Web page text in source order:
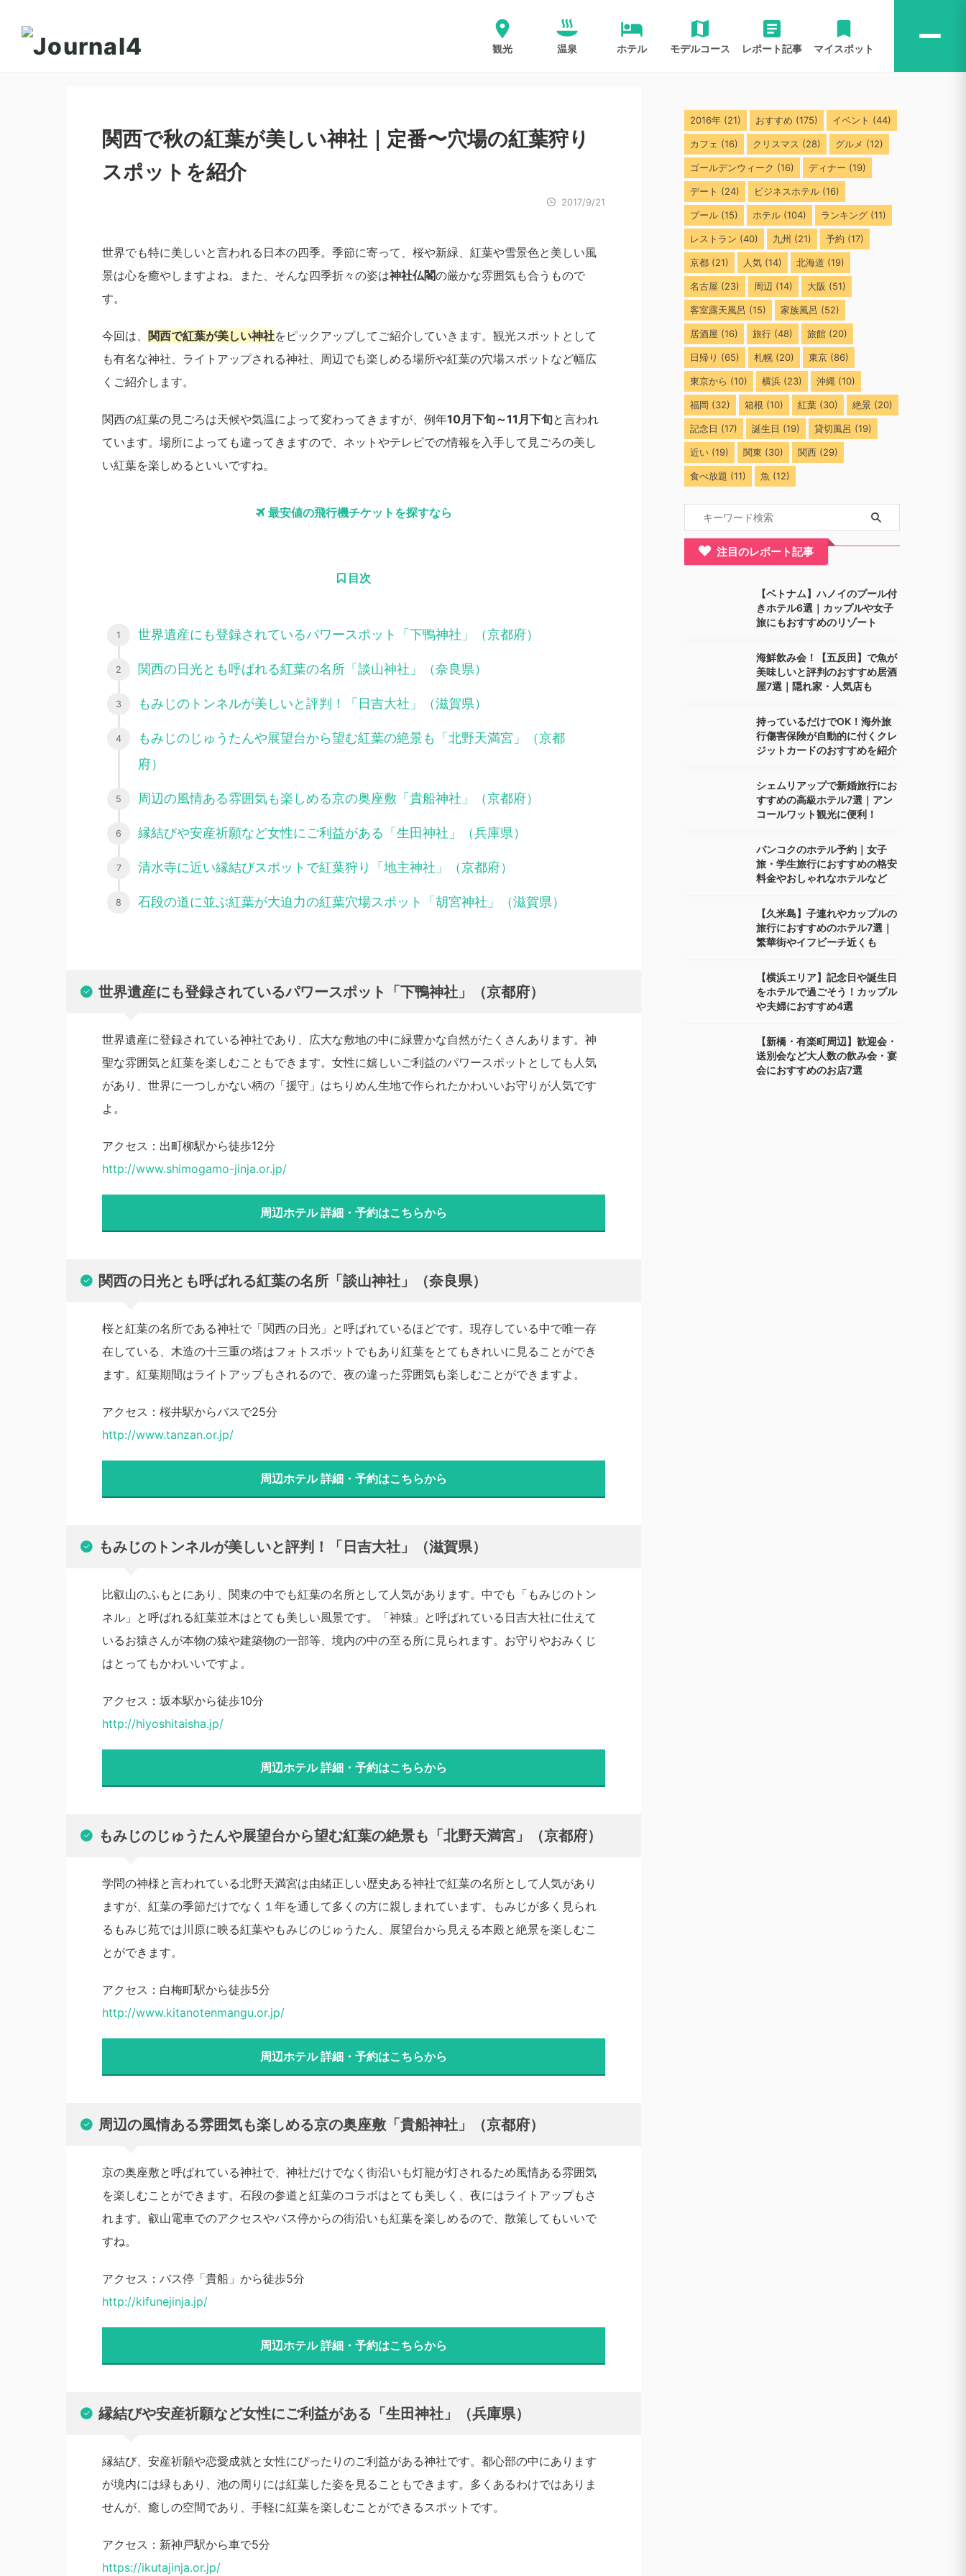
観光 温泉 ホテル モデルコース レポート記事 マイスポット
関西で秋の紅葉が美しい神社｜定番〜穴場の紅葉狩り
スポットを紹介
2017/9/21
世界でも特に美しいと言われる日本の四季。季節に寄って、桜や新緑、紅葉や雪景色と美しい風
景は心を癒やしますよね。また、そんな四季折々の姿は神社仏閣の厳かな雰囲気も合うもので
す。
今回は、 関西で紅葉が美しい神社をピックアップしてご紹介していきます。観光スポットとして
も有名な神社、ライトアップされる神社、周辺でも楽しめる場所や紅葉の穴場スポットなど幅広
くご紹介します。
関西の紅葉の見ごろは天候や気温によって変わってきますが、例年10月下旬～11月下旬と言われ
ています。場所によっても違ってきますので、ネットやテレビでの情報を入手して見ごろの美し
い紅葉を楽しめるといいですね。
最安値の飛行機チケットを探すなら
目次
世界遺産にも登録されているパワースポット「下鴨神社」（京都府）
関西の日光とも呼ばれる紅葉の名所「談山神社」（奈良県）
もみじのトンネルが美しいと評判！「日吉大社」（滋賀県）
もみじのじゅうたんや展望台から望む紅葉の絶景も「北野天満宮」（京都
府）
周辺の風情ある雰囲気も楽しめる京の奥座敷「貴船神社」（京都府）
縁結びや安産祈願など女性にご利益がある「生田神社」（兵庫県）
清水寺に近い縁結びスポットで紅葉狩り「地主神社」（京都府）
石段の道に並ぶ紅葉が大迫力の紅葉穴場スポット「胡宮神社」（滋賀県）
世界遺産にも登録されているパワースポット「下鴨神社」（京都府）
世界遺産に登録されている神社であり、広大な敷地の中に緑豊かな自然がたくさんあります。神
聖な雰囲気と紅葉を楽しむこともできます。女性に嬉しいご利益のパワースポットとしても人気
があり、世界に一つしかない柄の「援守」はちりめん生地で作られたかわいいお守りが人気です
よ。
アクセス：出町柳駅から徒歩12分
http://www.shimogamo-jinja.or.jp/
周辺ホテル 詳細・予約はこちらから
関西の日光とも呼ばれる紅葉の名所「談山神社」（奈良県）
桜と紅葉の名所である神社で「関西の日光」と呼ばれているほどです。現存している中で唯一存
在している、木造の十三重の塔はフォトスポットでもあり紅葉をとてもきれいに見ることができ
ます。紅葉期間はライトアップもされるので、夜の違った雰囲気も楽しむことができますよ。
アクセス：桜井駅からバスで25分
http://www.tanzan.or.jp/
周辺ホテル 詳細・予約はこちらから
もみじのトンネルが美しいと評判！「日吉大社」（滋賀県）
比叡山のふもとにあり、関東の中でも紅葉の名所として人気があります。中でも「もみじのトン
ネル」と呼ばれる紅葉並木はとても美しい風景です。「神猿」と呼ばれている日吉大社に仕えて
いるお猿さんが本物の猿や建築物の一部等、境内の中の至る所に見られます。お守りやおみくじ
はとってもかわいいですよ。
アクセス：坂本駅から徒歩10分
http://hiyoshitaisha.jp/
周辺ホテル 詳細・予約はこちらから
もみじのじゅうたんや展望台から望む紅葉の絶景も「北野天満宮」（京都府）
学問の神様と言われている北野天満宮は由緒正しい歴史ある神社で紅葉の名所として人気があり
ますが、紅葉の季節だけでなく１年を通して多くの方に親しまれています。もみじが多く見られ
るもみじ苑では川原に映る紅葉やもみじのじゅうたん、展望台から見える本殿と絶景を楽しむこ
とができます。
アクセス：白梅町駅から徒歩5分
http://www.kitanotenmangu.or.jp/
周辺ホテル 詳細・予約はこちらから
周辺の風情ある雰囲気も楽しめる京の奥座敷「貴船神社」（京都府）
京の奥座敷と呼ばれている神社で、神社だけでなく街沿いも灯籠が灯されるため風情ある雰囲気
を楽しむことができます。石段の参道と紅葉のコラボはとても美しく、夜にはライトアップもさ
れます。叡山電車でのアクセスやバス停からの街沿いも紅葉を楽しめるので、散策してもいいで
すね。
アクセス：バス停「貴船」から徒歩5分
http://kifunejinja.jp/
周辺ホテル 詳細・予約はこちらから
縁結びや安産祈願など女性にご利益がある「生田神社」（兵庫県）
縁結び、安産祈願や恋愛成就と女性にぴったりのご利益がある神社です。都心部の中にあります
が境内には緑もあり、池の周りには紅葉した姿を見ることもできます。多くあるわけではありま
せんが、癒しの空間であり、手軽に紅葉を楽しむことができるスポットです。
アクセス：新神戸駅から車で5分
https://ikutajinja.or.jp/
2016年 (21) おすすめ (175) イベント (44)
カフェ (16) クリスマス (28) グルメ (12)
ゴールデンウィーク (16) ディナー (19)
デート (24) ビジネスホテル (16)
プール (15) ホテル (104) ランキング (11)
レストラン (40) 九州 (21) 予約 (17)
京都 (21) 人気 (14) 北海道 (19)
名古屋 (23) 周辺 (14) 大阪 (51)
客室露天風呂 (15) 家族風呂 (52)
居酒屋 (16) 旅行 (48) 旅館 (20)
日帰り (65) 札幌 (20) 東京 (86)
東京から (10) 横浜 (23) 沖縄 (10)
福岡 (32) 箱根 (10) 紅葉 (30) 絶景 (20)
記念日 (17) 誕生日 (19) 貸切風呂 (19)
近い (19) 関東 (30) 関西 (29)
食べ放題 (11) 魚 (12)
注目のレポート記事
【ベトナム】ハノイのプール付
きホテル6選｜カップルや女子
旅にもおすすめのリゾート
海鮮飲み会！【五反田】で魚が
美味しいと評判のおすすめ居酒
屋7選｜隠れ家・人気店も
持っているだけでOK！海外旅
行傷害保険が自動的に付くクレ
ジットカードのおすすめを紹介
シェムリアップで新婚旅行にお
すすめの高級ホテル7選｜アン
コールワット観光に便利！
バンコクのホテル予約｜女子
旅・学生旅行におすすめの格安
料金やおしゃれなホテルなど
【久米島】子連れやカップルの
旅行におすすめのホテル7選｜
繁華街やイフビーチ近くも
【横浜エリア】記念日や誕生日
をホテルで過ごそう！カップル
や夫婦におすすめ4選
【新橋・有楽町周辺】歓迎会・
送別会など大人数の飲み会・宴
会におすすめのお店7選